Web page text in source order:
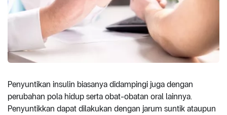
Penyuntikan insulin biasanya didampingi juga dengan
perubahan pola hidup serta obat-obatan oral lainnya.
Penyuntikkan dapat dilakukan dengan jarum suntik ataupun